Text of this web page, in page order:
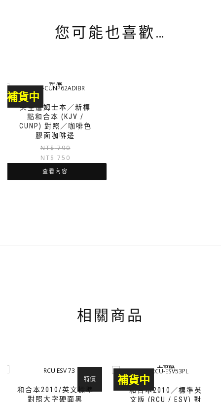
您可能也喜歡…
補貨中
神 版
英皇詹姆士本／新標
點和合本 (KJV /
CUNP) 對照／咖啡色
膠面咖啡邊
NT$790
NT$ 750
查看內容
相關商品
和合本2010/英文標準
對照大字硬面黑
特價 補貨中
上帝版
和合本2010／標準英
文版 (RCU / ESV) 對